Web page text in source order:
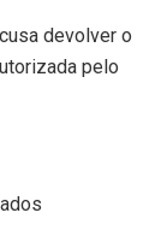
devolver o
pelo